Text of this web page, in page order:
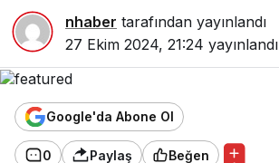
nhaber tarafından yayınlandı
27 Ekim 2024, 21:24 yayınlandı
Google'da Abone Ol
0 Paylaş Beğen